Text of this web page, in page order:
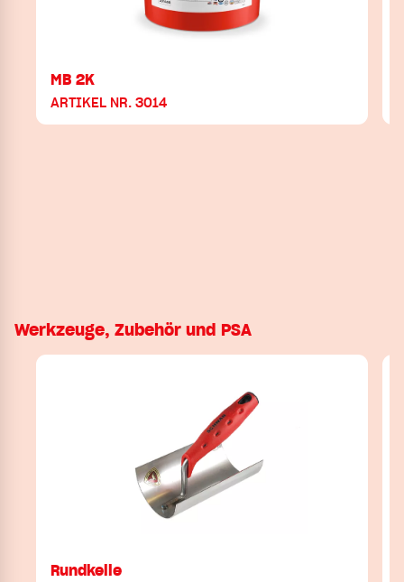
MB 2K
ARTIKEL NR. 3014
Werkzeuge, Zubehör und PSA
Rundkelle